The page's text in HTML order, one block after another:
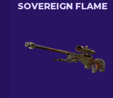
SOVEREIGN FLAME